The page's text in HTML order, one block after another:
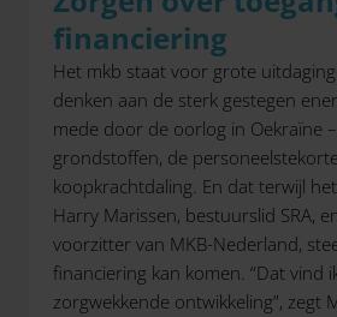
financiering
Het mkb staat voor grote
denken aan de sterk gestegen
mede door de oorlog in Oekraïne
grondstoffen, de
koopkrachtdaling. En dat terwijl
Harry Marissen, bestuurslid SRA,
voorzitter van MKB-Nederland,
financiering kan komen. “Dat vind
zorgwekkende ontwikkeling”, zegt